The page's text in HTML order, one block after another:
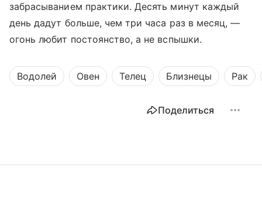
забрасыванием практики. Десять минут каждый
день дадут больше, чем три часа раз в месяц, —
огонь любит постоянство, а не вспышки.
Водолей Овен Телец Близнецы Рак
Поделиться